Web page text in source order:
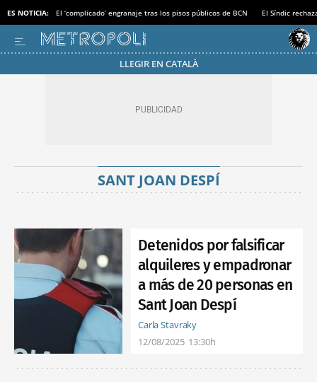
ES NOTICIA: El ‘complicado’ engranaje tras los pisos públicos de BCN El Síndic
LLEGIR EN CATALÀ
SANT JOAN DESPÍ
Detenidos por falsificar
alquileres y empadronar
a más de 20 personas en
Sant Joan Despí
Carla Stavraky
12/08/2025 13:30h